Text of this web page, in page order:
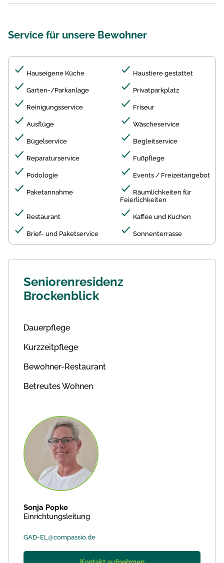
Service für unsere Bewohner
Hauseigene Küche Haustiere gestattet
Garten-/Parkanlage Privatparkplatz
Reinigungsservice Friseur
Ausflüge Wäscheservice
Bügelservice Begleitservice
Reparaturservice Fußpflege
Podologie Events / Freizeitangebot
Paketannahme
Räumlichkeiten für
Feierlichkeiten
Restaurant Kaffee und Kuchen
Brief- und Paketservice Sonnenterrasse
Seniorenresidenz
Brockenblick
Dauerpflege
Kurzzeitpflege
Bewohner-Restaurant
Betreutes Wohnen
Sonja Popke
Einrichtungsleitung
GAD-EL@compassio.de